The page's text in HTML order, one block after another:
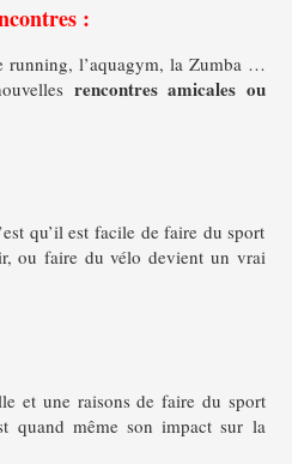
:
running, l’aquagym, la Zumba …
rencontres amicales ou
qu’il est facile de faire du sport
ou faire du vélo devient un vrai
et une raisons de faire du sport
quand même son impact sur la